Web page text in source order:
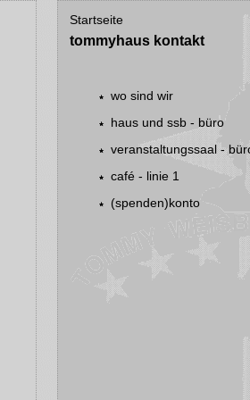
Startseite
tommyhaus kontakt
wo sind wir
haus und ssb - büro
veranstaltungssaal -
café - linie 1
(spenden)konto